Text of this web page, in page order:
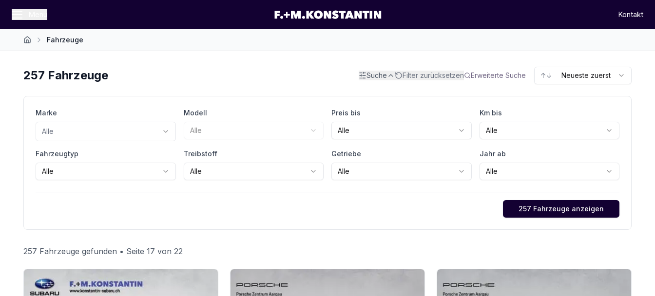
Kontakt
StartseiteFahrzeuge
257 Fahrzeuge Suche Filter zurücksetzen Erweiterte Suche ↑↓ Neueste zuerst
Marke
Alle
Modell
Alle
Preis bis
Alle
Km bis
Alle
Fahrzeugtyp
Alle
Treibstoff
Alle
Getriebe
Alle
Jahr ab
Alle
257 Fahrzeuge anzeigen
257 Fahrzeuge gefunden • Seite 17 von 22